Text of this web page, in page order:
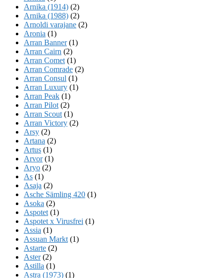
Arnika (1914) (2)
Arnika (1988) (2)
Arnoldi varajane (2)
Aronia (1)
Arran Banner(1)
Arran Cairn (2)
Arran Comet (1)
Arran Comrade (2)
Arran Consul (1)
Arran Luxury (1)
Arran Peak (1)
Arran Pilot (2)
Arran Scout (1)
Arran Victory (2)
Arsy (2)
Artana (2)
Artus (1)
Arvor(1)
Aryo (2)
As (1)
Asaja (2)
Asche Sämling 420 (1)
Asoka (2)
Aspotet (1)
Aspotet x Virusfrei (1)
Assia (1)
Assuan Markt (1)
Astarte (2)
Aster(2)
Astilla (1)
Astra (1973) (1)